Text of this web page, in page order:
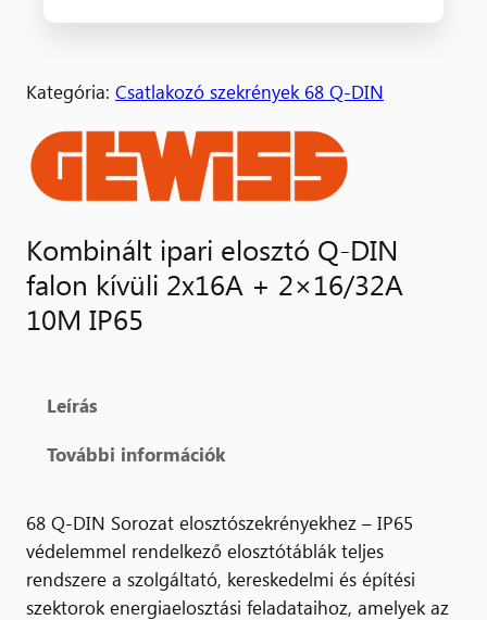
Kategória: Csatlakozó szekrények 68 Q-DIN
Kombinált ipari elosztó Q-DIN
falon kívüli 2x16A + 2×16/32A
10M IP65
Leírás
További információk
68 Q-DIN Sorozat elosztószekrényekhez – IP65
védelemmel rendelkező elosztótáblák teljes
rendszere a szolgáltató, kereskedelmi és építési
szektorok energiaelosztási feladataihoz, amelyek az